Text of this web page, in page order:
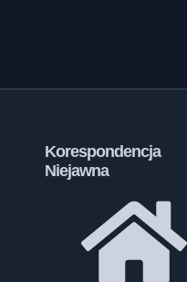
Korespondencja
Niejawna